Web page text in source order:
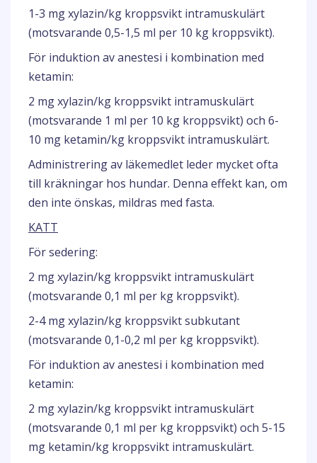
1-3 mg xylazin/kg kroppsvikt intramuskulärt
(motsvarande 0,5-1,5 ml per 10 kg kroppsvikt).
För induktion av anestesi i kombination med
ketamin:
2 mg xylazin/kg kroppsvikt intramuskulärt
(motsvarande 1 ml per 10 kg kroppsvikt) och 6-
10 mg ketamin/kg kroppsvikt intramuskulärt.
Administrering av läkemedlet leder mycket ofta
till kräkningar hos hundar. Denna effekt kan, om
den inte önskas, mildras med fasta.
KATT
För sedering:
2 mg xylazin/kg kroppsvikt intramuskulärt
(motsvarande 0,1 ml per kg kroppsvikt).
2-4 mg xylazin/kg kroppsvikt subkutant
(motsvarande 0,1-0,2 ml per kg kroppsvikt).
För induktion av anestesi i kombination med
ketamin:
2 mg xylazin/kg kroppsvikt intramuskulärt
(motsvarande 0,1 ml per kg kroppsvikt) och 5-15
mg ketamin/kg kroppsvikt intramuskulärt.